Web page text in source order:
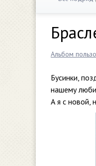
Альбом
Бусинки,
нашему
А я с новой,